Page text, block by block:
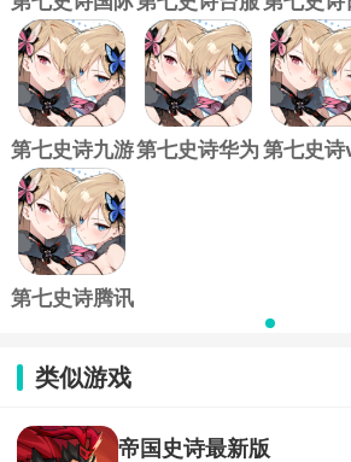
服
最新版
官方
第七史诗九游
版
第七史诗华为 第七史
第七史诗腾讯
类似游戏
帝国史诗最新版